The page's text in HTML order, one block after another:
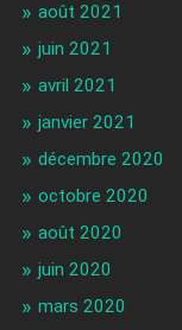
août 2021
juin 2021
avril 2021
janvier 2021
décembre 2020
octobre 2020
août 2020
juin 2020
mars 2020